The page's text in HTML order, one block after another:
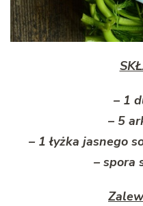
– 1
– 5
– 1 łyżka jasnego
– spora